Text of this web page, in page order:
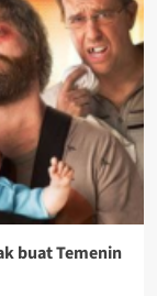
buat Temenin